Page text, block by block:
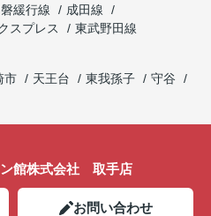
緩行線
成田線
スプレス
東武野田線
市 天王台 東我孫子
守谷
ン館株式会社 取手店
お問い合わせ